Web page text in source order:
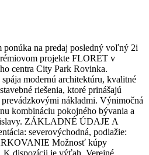
na predaj posledný voľný 2i
projekte FLORET v
centra City Park Rovinka.
modernú architektúru, kvalitné
riešenia, ktoré prinášajú
nákladmi. Výnimočná
kombináciu pokojného bývania a
ZÁKLADNÉ ÚDAJE A
severovýchodná, podlažie:
Možnosť kúpy